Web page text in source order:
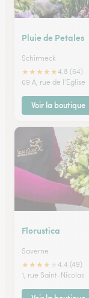
Pluie de Petales
Schirmeck
★★★★★4.8 (64)
69 A, rue de l'Eglise
Voir la boutique
Florustica
Saverne
★★★★
4.4 (49)
1, rue Saint-Nicolas